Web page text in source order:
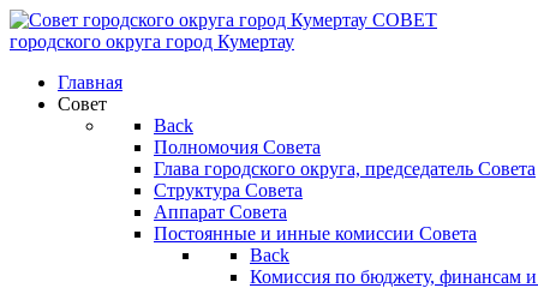
СОВЕТ
городского округа город Кумертау
Главная
Совет
Back
Полномочия Совета
Глава городского округа, председатель Совета
Структура Совета
Аппарат Совета
Постоянные и инные комиссии Совета
Back
Комиссия по бюджету, финансам и